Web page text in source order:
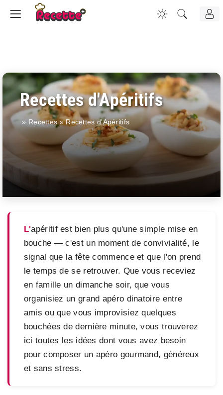
Recettes d'Apéritifs
» Recettes »Recettes d'Apéritifs
L'apéritif est bien plus qu'une simple mise en
bouche — c'est un moment de convivialité, le
signal que la fête commence et que l'on prend
le temps de se retrouver. Que vous receviez
en famille un dimanche soir, que vous
organisiez un grand apéro dinatoire entre
amis ou que vous improvisiez quelques
bouchées de dernière minute, vous trouverez
ici toutes les idées dont vous avez besoin
pour composer un apéro gourmand, généreux
et sans stress.